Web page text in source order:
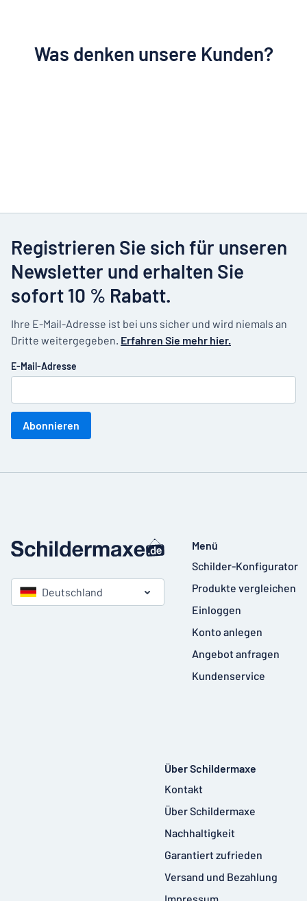
Was denken unsere Kunden?
Registrieren Sie sich für unseren
Newsletter und erhalten Sie
sofort 10 % Rabatt.
Ihre E-Mail-Adresse ist bei uns sicher und wird niemals an
Dritte weitergegeben. Erfahren Sie mehr hier.
E-Mail-Adresse
Abonnieren
Deutschland
Menü
Schilder-Konfigurator
Produkte vergleichen
Einloggen
Konto anlegen
Angebot anfragen
Kundenservice
Über Schildermaxe
Kontakt
Über Schildermaxe
Nachhaltigkeit
Garantiert zufrieden
Versand und Bezahlung